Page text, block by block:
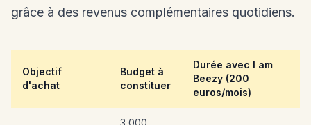
grâce à des revenus complémentaires quotidiens.
Objectif
d'achat
Budget à
constituer
Durée avec I am
Beezy (200
euros/mois)
3 000